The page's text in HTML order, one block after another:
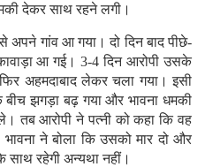
देकर साथ रहने लगी।
अपने गांव आ गया। दो दिन बाद पीछे-
आ गई। 3-4 दिन आरोपी उसके
अहमदाबाद लेकर चला गया। इसी
बीच झगड़ा बढ़ गया और भावना धमकी
तब आरोपी ने पत्नी को कहा कि वह
भावना ने बोला कि उसको मार दो और
साथ रहेगी अन्यथा नहीं।